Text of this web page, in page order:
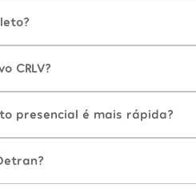
CRLV?
presencial é mais rápida?